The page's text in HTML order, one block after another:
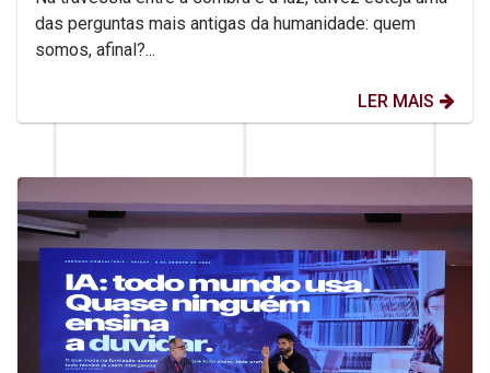
das perguntas mais antigas da humanidade: quem
somos, afinal?...
LER MAIS